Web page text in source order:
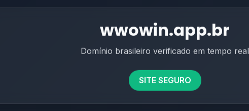
wwowin.app.br
Domínio brasileiro verificado em tempo real
SITE SEGURO